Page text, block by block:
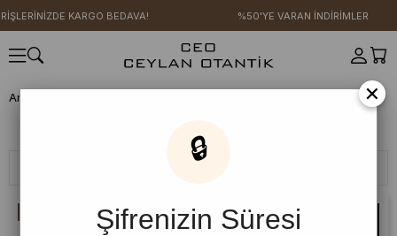
KARGO BEDAVA! %50'YE VARAN İNDİRİMLER
Anasayfa
Crop
×
🔒
Şifrenizin Süresi